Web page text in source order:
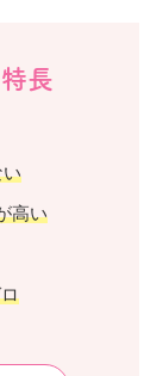
長
い
高い